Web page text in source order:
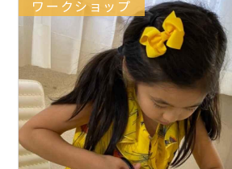
ワークショップ